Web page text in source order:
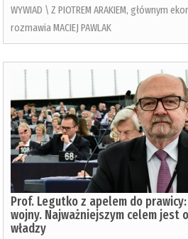
WYWIAD \ Z PIOTREM ARAKIEM, głównym
rozmawia MACIEJ PAWLAK
Prof. Legutko z apelem do
wojny. Najważniejszym celem jest
władzy